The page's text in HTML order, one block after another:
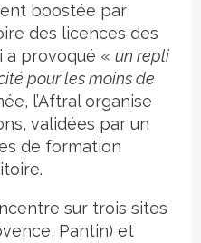
boostée par
des licences des
a provoqué « un repli
pour les moins de
l’Aftral organise
validées par un
de formation
sur trois sites
Pantin) et